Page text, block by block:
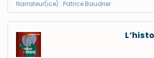
Narrateur(ice) : Patrice Baudrier